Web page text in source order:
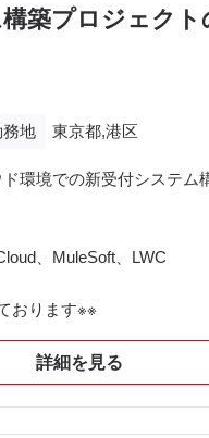
し込み
け
築プロジェクト
務地 東京都,港区
環境での新受付システム
、MuleSoft、LWC
おります※※​
詳細を見る